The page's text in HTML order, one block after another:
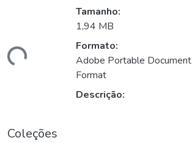
Tamanho:
1,94 MB
Formato:
Adobe Portable Document
Format
Descrição:
Coleções